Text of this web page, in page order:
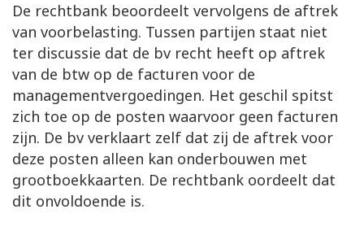
De rechtbank beoordeelt vervolgens de aftrek
van voorbelasting. Tussen partijen staat niet
ter discussie dat de bv recht heeft op aftrek
van de btw op de facturen voor de
managementvergoedingen. Het geschil spitst
zich toe op de posten waarvoor geen facturen
zijn. De bv verklaart zelf dat zij de aftrek voor
deze posten alleen kan onderbouwen met
grootboekkaarten. De rechtbank oordeelt dat
dit onvoldoende is.